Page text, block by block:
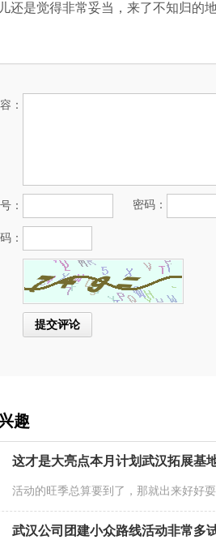
还是觉得非常妥当，来了不知归的
：
： 密码：
：
趣
这才是大亮点本月计划武汉拓展基
活动的旺季总算要到了，那就出来好好
武汉公司团建小众路线活动非常多